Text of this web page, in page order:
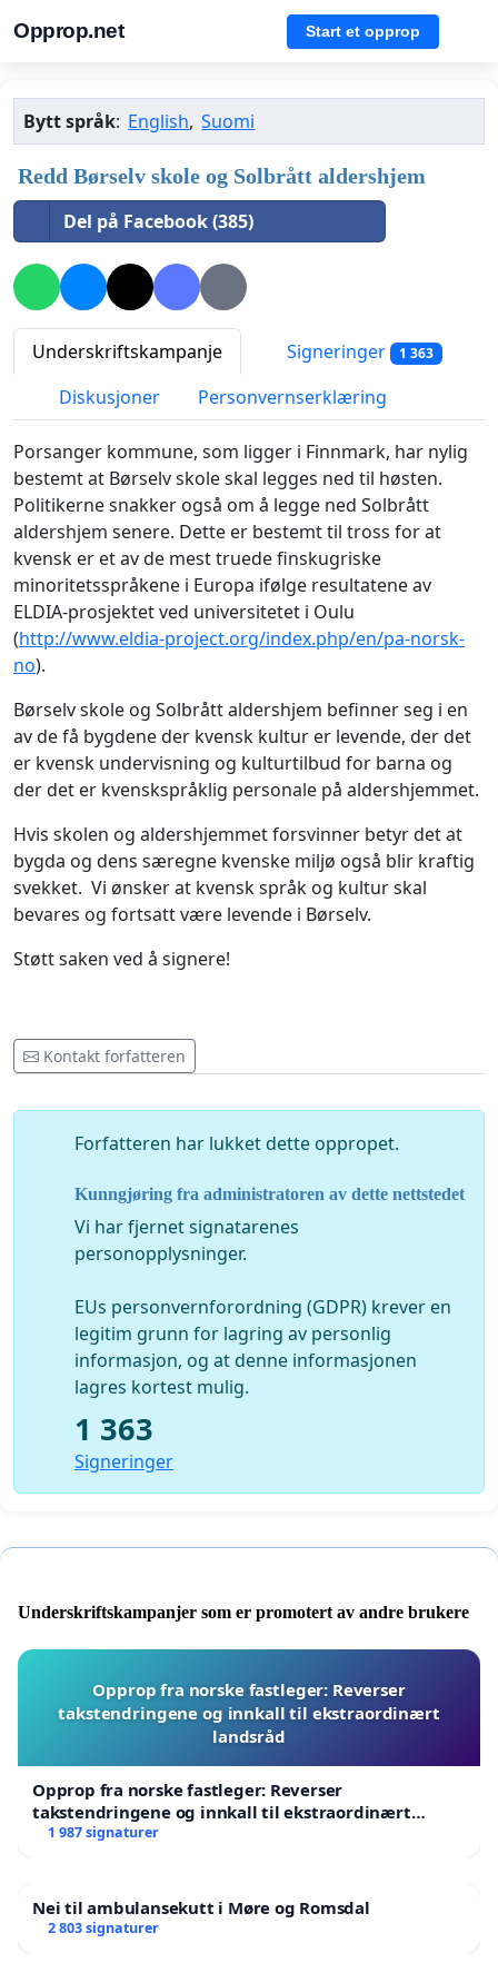
Opprop.net Start et opprop
Bytt språk: English, Suomi
Redd Børselv skole og Solbrått aldershjem
Del på Facebook (385)
Underskriftskampanje Signeringer 1 363
Diskusjoner Personvernserklæring
Porsanger kommune, som ligger i Finnmark, har nylig
bestemt at Børselv skole skal legges ned til høsten.
Politikerne snakker også om å legge ned Solbrått
aldershjem senere. Dette er bestemt til tross for at
kvensk er et av de mest truede finskugriske
minoritetsspråkene i Europa ifølge resultatene av
ELDIA-prosjektet ved universitetet i Oulu
(http://www.eldia-project.org/index.php/en/pa-norsk-
no).
Børselv skole og Solbrått aldershjem befinner seg i en
av de få bygdene der kvensk kultur er levende, der det
er kvensk undervisning og kulturtilbud for barna og
der det er kvenskspråklig personale på aldershjemmet.
Hvis skolen og aldershjemmet forsvinner betyr det at
bygda og dens særegne kvenske miljø også blir kraftig
svekket. Vi ønsker at kvensk språk og kultur skal
bevares og fortsatt være levende i Børselv.
Støtt saken ved å signere!
Kontakt forfatteren
Forfatteren har lukket dette oppropet.
Kunngjøring fra administratoren av dette nettstedet
Vi har fjernet signatarenes
personopplysninger.
EUs personvernforordning (GDPR) krever en
legitim grunn for lagring av personlig
informasjon, og at denne informasjonen
lagres kortest mulig.
1 363
Signeringer
Underskriftskampanjer som er promotert av andre brukere
Opprop fra norske fastleger: Reverser
takstendringene og innkall til ekstraordinært
landsråd
Opprop fra norske fastleger: Reverser
takstendringene og innkall til ekstraordinært
landsråd
1 987 signaturer
Nei til ambulansekutt i Møre og Romsdal
2 803 signaturer